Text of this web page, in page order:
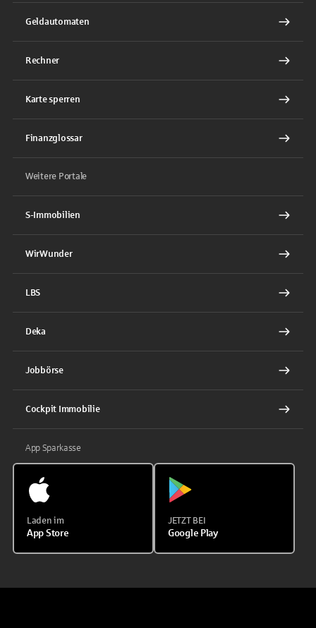
Geldautomaten
Rechner
Karte sperren
Finanzglossar
Weitere Portale
S-Immobilien
WirWunder
LBS
Deka
Jobbörse
Cockpit Immobilie
App Sparkasse
Laden im
App Store
JETZT BEI
Google Play